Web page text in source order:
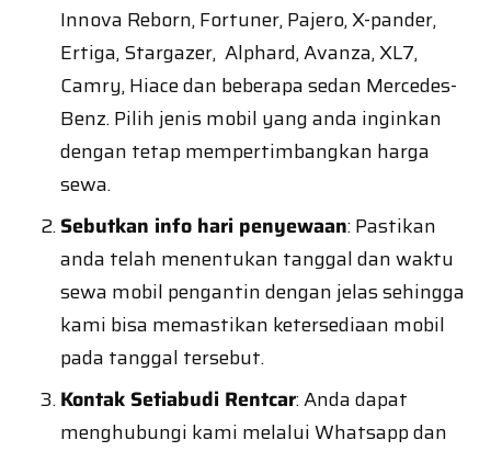
Innova Reborn, Fortuner, Pajero, X-pander,
Ertiga, Stargazer, Alphard, Avanza, XL7,
Camry, Hiace dan beberapa sedan Mercedes-
Benz. Pilih jenis mobil yang anda inginkan
dengan tetap mempertimbangkan harga
sewa.
Sebutkan info hari penyewaan: Pastikan
anda telah menentukan tanggal dan waktu
sewa mobil pengantin dengan jelas sehingga
kami bisa memastikan ketersediaan mobil
pada tanggal tersebut.
Kontak Setiabudi Rentcar: Anda dapat
menghubungi kami melalui Whatsapp dan